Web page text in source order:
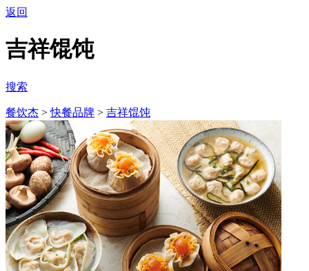
返回
吉祥馄饨
搜索
餐饮杰 >快餐品牌 > 吉祥馄饨